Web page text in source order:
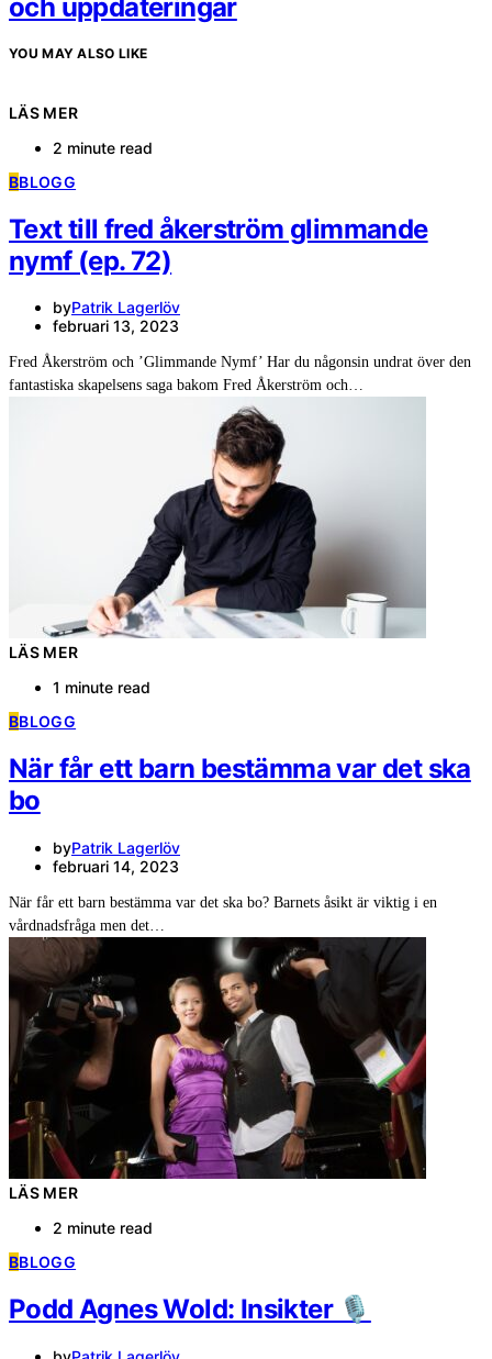
och uppdateringar
YOU MAY ALSO LIKE
LÄS MER
2 minute read
BBLOGG
Text till fred åkerström glimmande
nymf (ep. 72)
byPatrik Lagerlöv
februari 13, 2023
Fred Åkerström och ’Glimmande Nymf’ Har du någonsin undrat över den
fantastiska skapelsens saga bakom Fred Åkerström och…
LÄS MER
1 minute read
BBLOGG
När får ett barn bestämma var det ska
bo
byPatrik Lagerlöv
februari 14, 2023
När får ett barn bestämma var det ska bo? Barnets åsikt är viktig i en
vårdnadsfråga men det…
LÄS MER
2 minute read
BBLOGG
Podd Agnes Wold: Insikter 🎙️